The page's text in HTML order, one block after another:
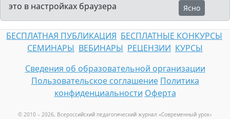
это в настройках браузера
Ясно
БЕСПЛАТНАЯ ПУБЛИКАЦИЯ БЕСПЛАТНЫЕ КОНКУРСЫ
СЕМИНАРЫ ВЕБИНАРЫ РЕЦЕНЗИИ КУРСЫ
Сведения об образовательной организации
Пользовательское соглашение Политика
конфиденциальности Оферта
© 2010 – 2026, Всероссийский педагогический журнал «Современный урок»